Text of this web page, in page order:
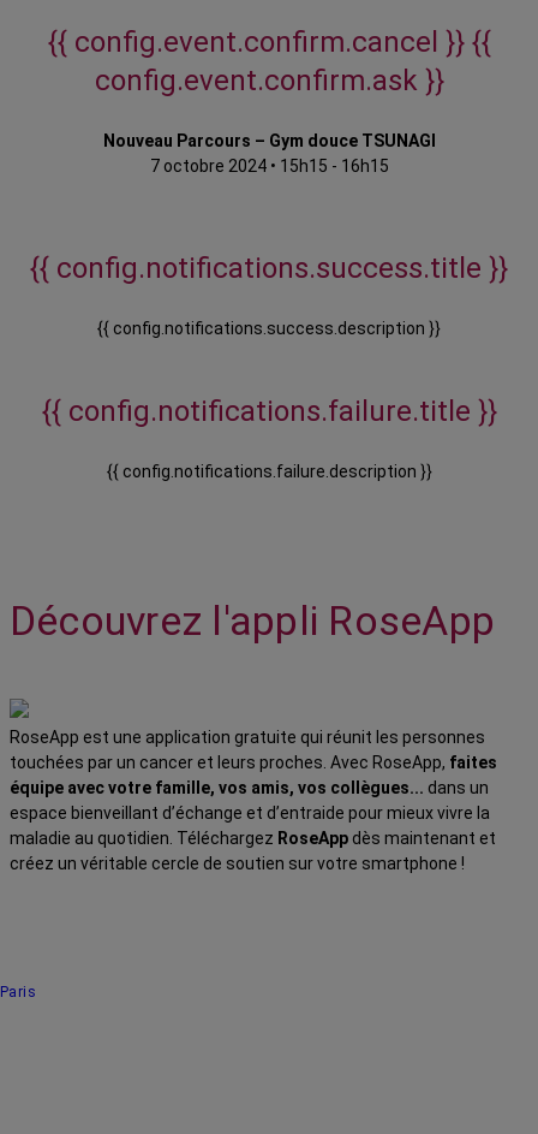
{{ config.event.confirm.cancel }} {{
config.event.confirm.ask }}
Nouveau Parcours – Gym douce TSUNAGI
7 octobre 2024• 15h15 - 16h15
{{ config.notifications.success.title }}
{{ config.notifications.success.description }}
{{ config.notifications.failure.title }}
{{ config.notifications.failure.description }}
Découvrez l'appli RoseApp
RoseApp est une application gratuite qui réunit les personnes
touchées par un cancer et leurs proches. Avec RoseApp, faites
équipe avec votre famille, vos amis, vos collègues... dans un
espace bienveillant d’échange et d’entraide pour mieux vivre la
maladie au quotidien. Téléchargez RoseApp dès maintenant et
créez un véritable cercle de soutien sur votre smartphone !
Paris